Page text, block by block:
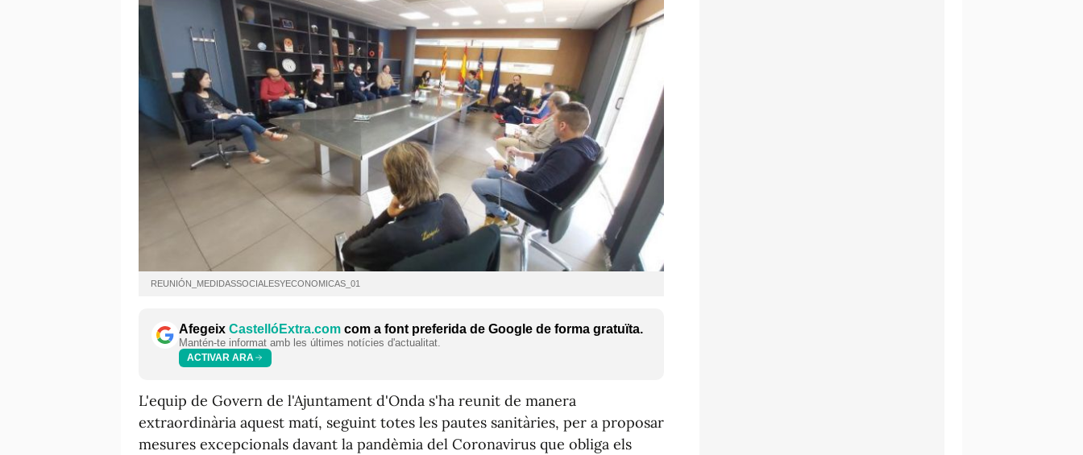
REUNIÓN_MEDIDASSOCIALESYECONOMICAS_01
Afegeix CastellóExtra.com com a font preferida de Google de forma gratuïta.
Mantén-te informat amb les últimes notícies d'actualitat.
ACTIVAR ARA
L'equip de Govern de l'Ajuntament d'Onda s'ha reunit de manera
extraordinària aquest matí, seguint totes les pautes sanitàries, per a proposar
mesures excepcionals davant la pandèmia del Coronavirus que obliga els